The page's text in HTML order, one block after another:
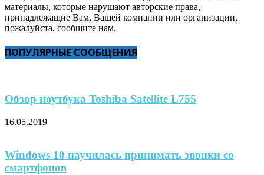
материалы, которые нарушают авторские права,
принадлежащие Вам, Вашей компании или организации,
пожалуйста, сообщите нам.
ПОПУЛЯРНЫЕ СООБЩЕНИЯ
Обзор ноутбука Toshiba Satellite L755
16.05.2019
Windows 10 научилась принимать звонки со
смартфонов